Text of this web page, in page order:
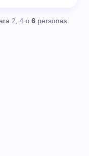
2, 4 o 6 personas.